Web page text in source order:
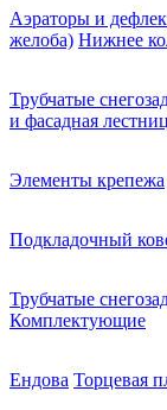
Аэраторы и
желоба) Нижнее
Трубчатые
и фасадная
Элементы крепежа
Подкладочный
Трубчатые
Комплектующие
Ендова Торцевая